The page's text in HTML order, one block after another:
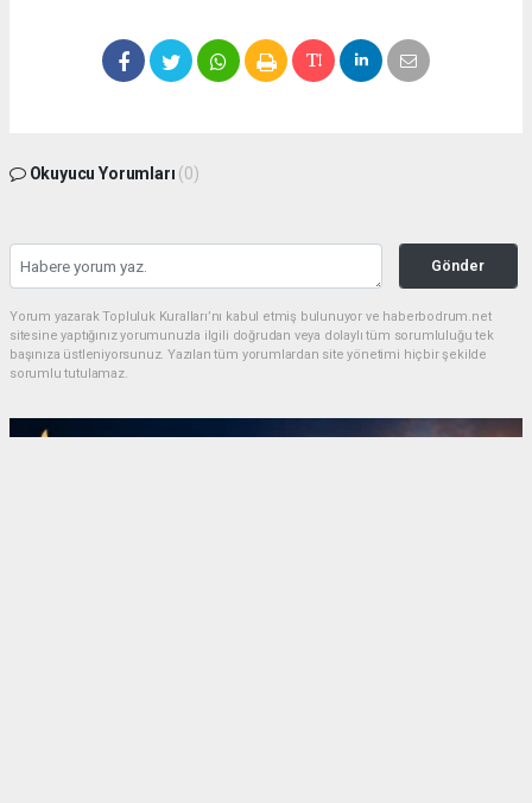
Okuyucu Yorumları (0)
Gönder
Yorum yazarak Topluluk Kuralları’nı kabul etmiş bulunuyor ve haberbodrum.net
sitesine yaptığınız yorumunuzla ilgili doğrudan veya dolaylı tüm sorumluluğu tek
başınıza üstleniyorsunuz. Yazılan tüm yorumlardan site yönetimi hiçbir şekilde
sorumlu tutulamaz.